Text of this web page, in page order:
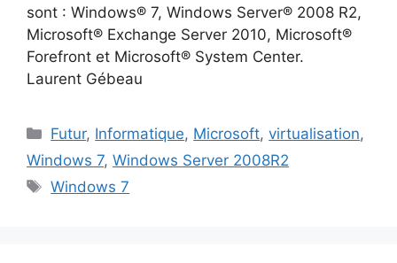
sont : Windows® 7, Windows Server® 2008 R2,
Microsoft® Exchange Server 2010, Microsoft®
Forefront et Microsoft® System Center.
Laurent Gébeau
Catégories
Futur, Informatique, Microsoft,virtualisation,
Windows 7, Windows Server 2008R2
Étiquettes
Windows 7